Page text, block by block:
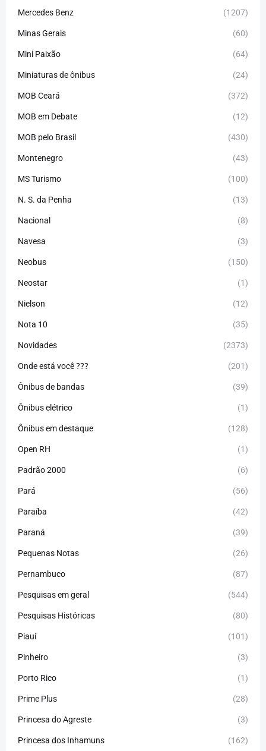
Mercedes Benz (1207)
Minas Gerais (60)
Mini Paixão (64)
Miniaturas de ônibus (24)
MOB Ceará (372)
MOB em Debate (12)
MOB pelo Brasil (430)
Montenegro (43)
MS Turismo (100)
N. S. da Penha (13)
Nacional (8)
Navesa (3)
Neobus (150)
Neostar (1)
Nielson (12)
Nota 10 (35)
Novidades (2373)
Onde está você ??? (201)
Ônibus de bandas (39)
Ônibus elétrico (1)
Ônibus em destaque (128)
Open RH (1)
Padrão 2000 (6)
Pará (56)
Paraíba (42)
Paraná (39)
Pequenas Notas (26)
Pernambuco (87)
Pesquisas em geral (544)
Pesquisas Históricas (80)
Piauí (101)
Pinheiro (3)
Porto Rico (1)
Prime Plus (28)
Princesa do Agreste (3)
Princesa dos Inhamuns (162)